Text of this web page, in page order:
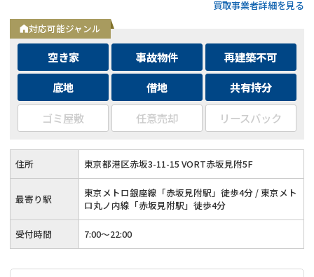
取◆残置物・ゴミ屋敷・シロアリ被害がある物件もそのままで
買取
買取事業者詳細を見る
対応可能ジャンル
空き家 事故物件
再建築不可
底地
借地
共有持分
ゴミ屋敷
任意売却 リースバック
住所 東京都港区赤坂3-11-15 VORT赤坂見附5F
最寄り駅
東京メトロ銀座線「赤坂見附駅」徒歩4分 / 東京メト
ロ丸ノ内線「赤坂見附駅」徒歩4分
受付時間 7:00〜22:00